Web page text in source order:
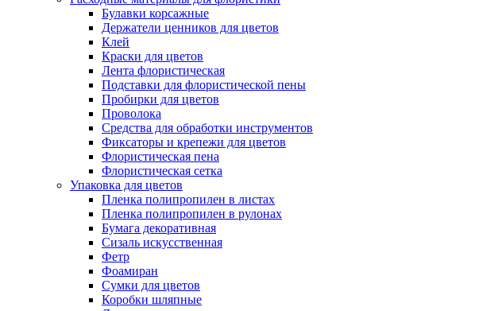
Булавки корсажные
Держатели ценников для цветов
Клей
Краски для цветов
Лента флористическая
Подставки для флористической пены
Пробирки для цветов
Проволока
Средства для обработки инструментов
Фиксаторы и крепежи для цветов
Флористическая пена
Флористическая сетка
Упаковка для цветов
Пленка полипропилен в листах
Пленка полипропилен в рулонах
Бумага декоративная
Сизаль искусственная
Фетр
Фоамиран
Сумки для цветов
Коробки шляпные